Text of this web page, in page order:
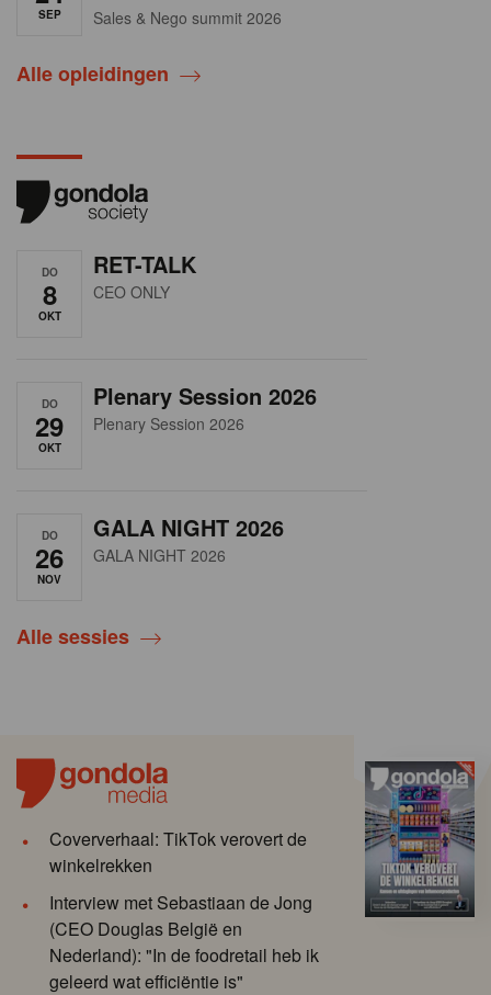
SEP Sales & Nego summit 2026
Alle opleidingen
DO
8
OKT
RET-TALK
CEO ONLY
DO
29
OKT
Plenary Session 2026
Plenary Session 2026
DO
26
NOV
GALA NIGHT 2026
GALA NIGHT 2026
Alle sessies
Coververhaal: TikTok verovert de
winkelrekken
Interview met Sebastiaan de Jong
(CEO Douglas België en
Nederland): "In de foodretail heb ik
geleerd wat efficiëntie is"